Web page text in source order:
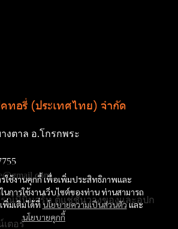
ใช้งานคุกกี้ เพื่อเพิ่มประสิทธิภาพและ
การใช้งานเว็บไซต์ของท่าน ท่านสามารถ
พิ่มเติมได้ที่ นโยบายความเป็นส่วนตัวและ
นโยบายคุกกี้
ทอรี่ (ประเทศไทย) จำกัด
งตาล อ.โกรกพระ
ณ์มินิมาร์ท ตู้แช่ชั้นวางของและอุปก
เตอร์